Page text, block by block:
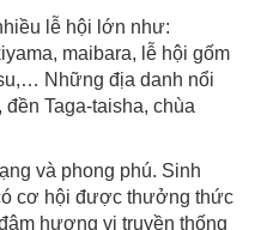
lễ hội lớn như:
maibara, lễ hội gốm
Những địa danh nổi
Taga-taisha, chùa
và phong phú. Sinh
cơ hội được thưởng thức
hương vị truyền thống